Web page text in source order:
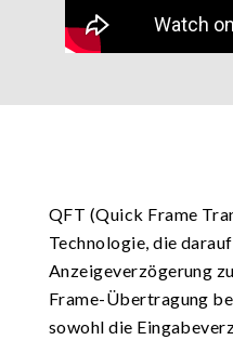
QFT (Quick Frame
Technologie, die
Anzeigeverzögerung
Frame-Übertragung
sowohl die